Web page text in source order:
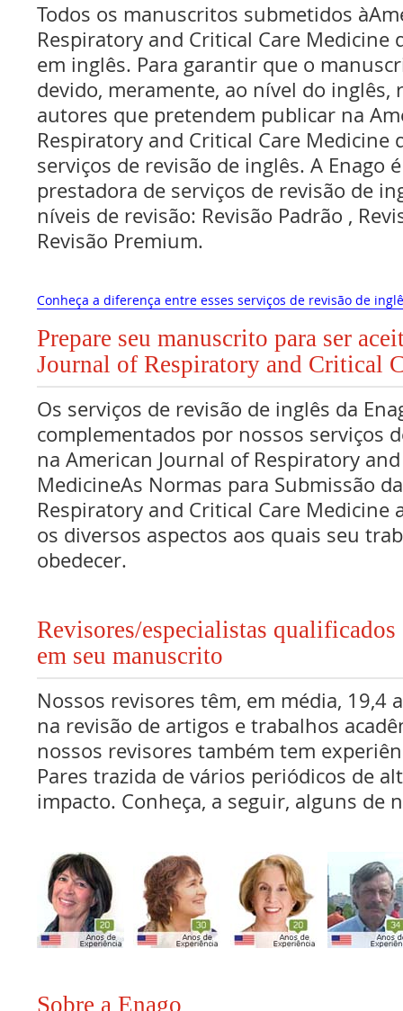
Todos os manuscritos submetidos
Respiratory and Critical Care Medicine
em inglês. Para garantir que o
devido, meramente, ao nível do inglês,
autores que pretendem publicar na
Respiratory and Critical Care Medicine
serviços de revisão de inglês. A Enago
prestadora de serviços de revisão de
níveis de revisão: Revisão Padrão ,
Revisão Premium.
Conheça a diferença entre esses serviços de revisão de
Prepare seu manuscrito para ser
Journal of Respiratory and Critical
Os serviços de revisão de inglês da
complementados por nossos serviços
na American Journal of Respiratory
MedicineAs Normas para Submissão
Respiratory and Critical Care Medicine
os diversos aspectos aos quais seu
obedecer.
Revisores/especialistas
em seu manuscrito
Nossos revisores têm, em média, 19,4
na revisão de artigos e trabalhos
nossos revisores também tem
Pares trazida de vários periódicos de
impacto. Conheça, a seguir, alguns de
Sobre a Enago